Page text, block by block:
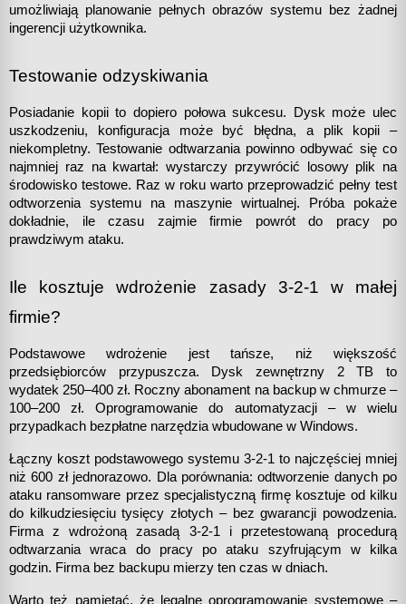
umożliwiają planowanie pełnych obrazów systemu bez żadnej
ingerencji użytkownika.
Testowanie odzyskiwania
Posiadanie kopii to dopiero połowa sukcesu. Dysk może ulec
uszkodzeniu, konfiguracja może być błędna, a plik kopii –
niekompletny. Testowanie odtwarzania powinno odbywać się co
najmniej raz na kwartał: wystarczy przywrócić losowy plik na
środowisko testowe. Raz w roku warto przeprowadzić pełny test
odtworzenia systemu na maszynie wirtualnej. Próba pokaże
dokładnie, ile czasu zajmie firmie powrót do pracy po
prawdziwym ataku.
Ile kosztuje wdrożenie zasady 3-2-1 w małej
firmie?
Podstawowe wdrożenie jest tańsze, niż większość
przedsiębiorców przypuszcza. Dysk zewnętrzny 2 TB to
wydatek 250–400 zł. Roczny abonament na backup w chmurze –
100–200 zł. Oprogramowanie do automatyzacji – w wielu
przypadkach bezpłatne narzędzia wbudowane w Windows.
Łączny koszt podstawowego systemu 3-2-1 to najczęściej mniej
niż 600 zł jednorazowo. Dla porównania: odtworzenie danych po
ataku ransomware przez specjalistyczną firmę kosztuje od kilku
do kilkudziesięciu tysięcy złotych – bez gwarancji powodzenia.
Firma z wdrożoną zasadą 3-2-1 i przetestowaną procedurą
odtwarzania wraca do pracy po ataku szyfrującym w kilka
godzin. Firma bez backupu mierzy ten czas w dniach.
Warto też pamiętać, że legalne oprogramowanie systemowe –